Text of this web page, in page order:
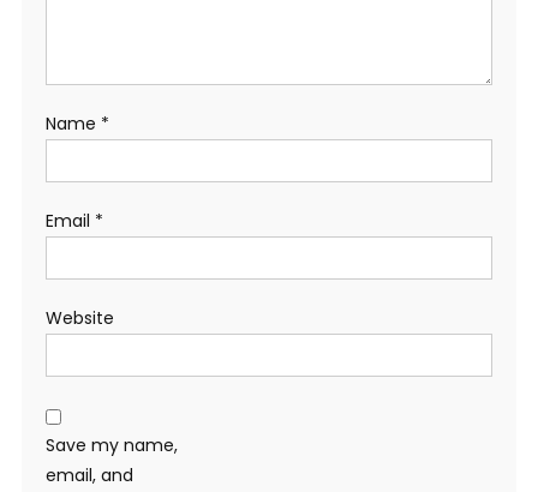
Name *
Email *
Website
Save my name,
email, and